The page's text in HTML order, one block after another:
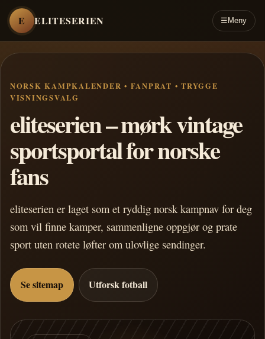
E ELITESERIEN ☰ Meny
NORSK KAMPKALENDER • FANPRAT • TRYGGE
VISNINGSVALG
eliteserien – mørk vintage
sportsportal for norske
fans
eliteserien er laget som et ryddig norsk kampnav for deg
som vil finne kamper, sammenligne oppgjør og prate
sport uten rotete løfter om ulovlige sendinger.
Se sitemap Utforsk fotball